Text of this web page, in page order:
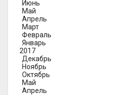
Июнь
Май
Апрель
Март
Февраль
Январь
2017
Декабрь
Ноябрь
Октябрь
Май
Апрель